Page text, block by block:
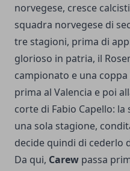
norvegese, cresce
squadra norvegese di
tre stagioni, prima di
glorioso in patria, il
campionato e una
prima al Valencia e poi
corte di Fabio Capello:
una sola stagione,
decide quindi di cederlo
Da qui, Carew passa